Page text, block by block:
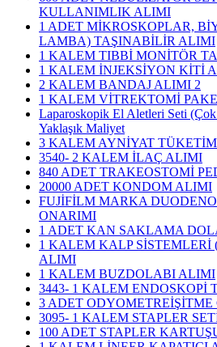
KULLANIMLIK ALIMI
1 ADET MİKROSKOPLAR,
LAMBA) TAŞINABİLİR ALIMI
1 KALEM TIBBİ MONİTÖR
1 KALEM İNJEKSİYON KİTİ
2 KALEM BANDAJ ALIMI 2
1 KALEM VİTREKTOMİ
Laparoskopik El Aletleri Seti (Çok
Yaklaşık Maliyet
3 KALEM AYNİYAT
3540- 2 KALEM İLAÇ ALIMI
840 ADET TRAKEOSTOMİ
20000 ADET KONDOM ALIMI
FUJİFİLM MARKA
ONARIMI
1 ADET KAN SAKLAMA
1 KALEM KALP SİSTEMLERİ
ALIMI
1 KALEM BUZDOLABI ALIMI
3443- 1 KALEM ENDOSKOPİ
3 ADET
3095- 1 KALEM STAPLER
100 ADET STAPLER